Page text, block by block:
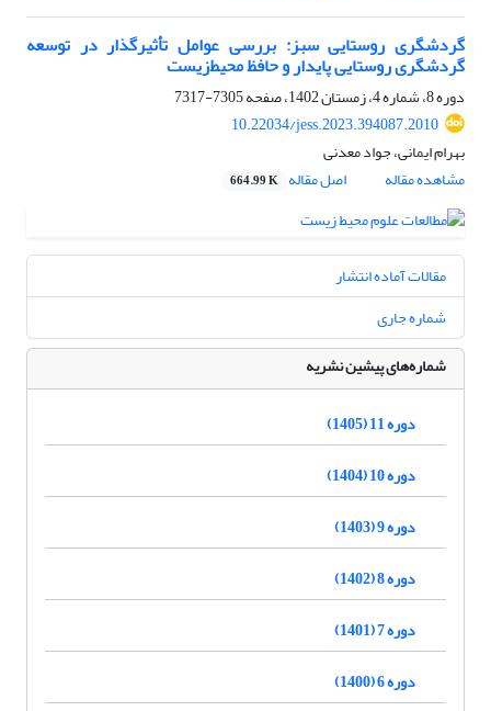
گردشگری روستایی سبز: بررسی عوامل تأثیرگذار در توسعه
گردشگری روستایی پایدار و حافظ محیط‌زیست
دوره 8، شماره 4، زمستان 1402، صفحه
7305-7317
10.22034/jess.2023.394087.2010
بهرام ایمانی، جواد معدنی
مشاهده مقاله
اصل مقاله 664.99 K
مقالات آماده انتشار
شماره جاری
شماره‌های پیشین نشریه
دوره 11 (1405)
دوره 10 (1404)
دوره 9 (1403)
دوره 8 (1402)
دوره 7 (1401)
دوره 6 (1400)